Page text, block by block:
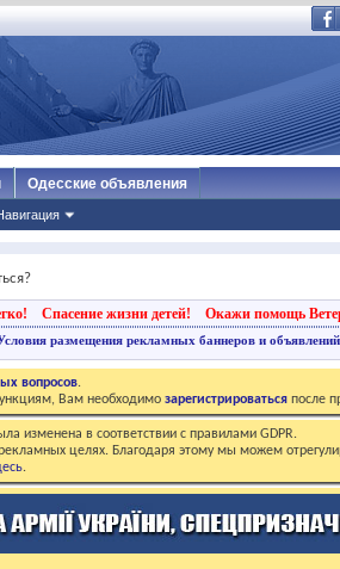
Одесские объявления
Спасение жизни детей! Окажи помощь
размещения рекламных баннеров и
вопросов.
Вам необходимо зарегистрироваться после
изменена в соответствии с правилами GDPR.
целях. Благодаря этому мы можем
.